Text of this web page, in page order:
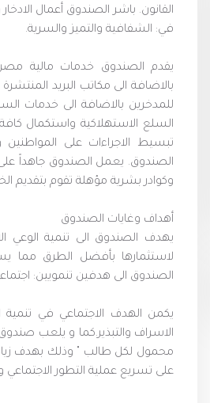
في: الشفافية والتميز والسرية.
يقدم الصندوق خدمات مالية
بالاضافة الى مكاتب البريد
للمدخرين بالاضافة الى خدمات
السلع الاستهلاكية واستكمال
تبسيط الاجراءات على
الصندوق. يعمل الصندوق جاهداً
وكوادر بشرية مؤهلة تقوم بتقديم
أهداف وغايات الصندوق
يهدف الصندوق الى تنمية الوعي
لاستثمارها بأفضل الطرق مما
الصندوق الى هدفين تنمويين:
يكمن الهدف الاجتماعي في تنمية
الاسراف والتبذير.كما و يلعب
محمول لكل طالب " وذلك بهدف
على تسريع عملية التطور الاجتماعي